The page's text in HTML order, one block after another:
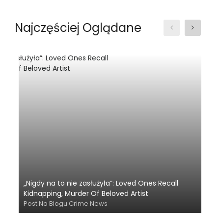
Najczęściej Oglądane
„Nigdy na to nie zasłużyła”: Loved Ones Recall
Kidnapping, Murder Of Beloved Artist
Post Na Blogu Crime News